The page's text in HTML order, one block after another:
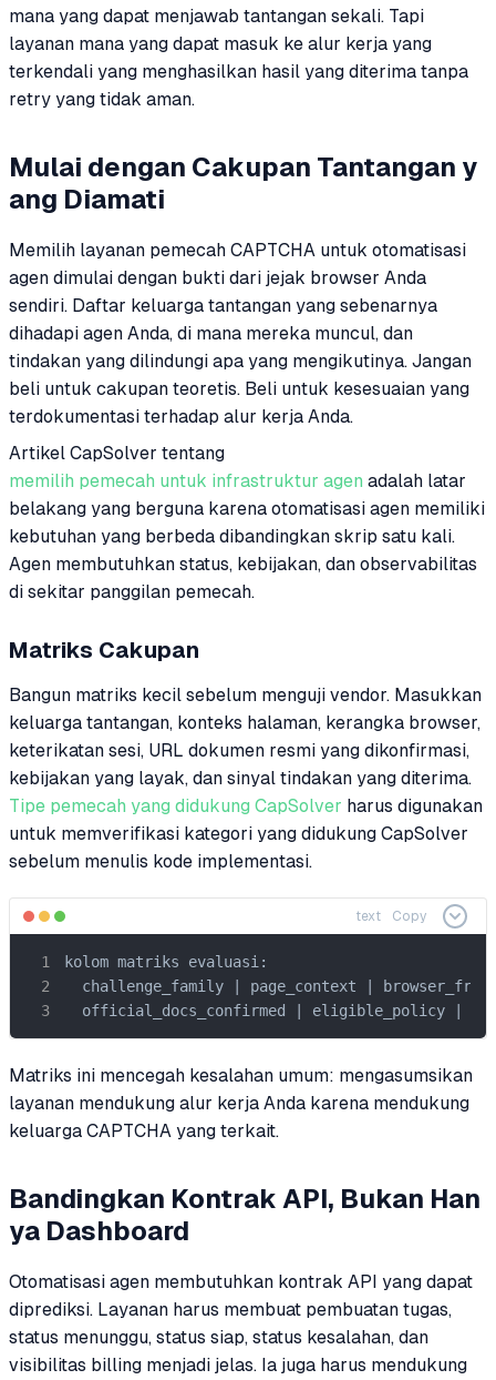
mana yang dapat menjawab tantangan sekali. Tapi
layanan mana yang dapat masuk ke alur kerja yang
terkendali yang menghasilkan hasil yang diterima tanpa
retry yang tidak aman.
Mulai dengan Cakupan Tantangan y
ang Diamati
Memilih layanan pemecah CAPTCHA untuk otomatisasi
agen dimulai dengan bukti dari jejak browser Anda
sendiri. Daftar keluarga tantangan yang sebenarnya
dihadapi agen Anda, di mana mereka muncul, dan
tindakan yang dilindungi apa yang mengikutinya. Jangan
beli untuk cakupan teoretis. Beli untuk kesesuaian yang
terdokumentasi terhadap alur kerja Anda.
Artikel CapSolver tentang
memilih pemecah untuk infrastruktur agen adalah latar
belakang yang berguna karena otomatisasi agen memiliki
kebutuhan yang berbeda dibandingkan skrip satu kali.
Agen membutuhkan status, kebijakan, dan observabilitas
di sekitar panggilan pemecah.
Matriks Cakupan
Bangun matriks kecil sebelum menguji vendor. Masukkan
keluarga tantangan, konteks halaman, kerangka browser,
keterikatan sesi, URL dokumen resmi yang dikonfirmasi,
kebijakan yang layak, dan sinyal tindakan yang diterima.
Tipe pemecah yang didukung CapSolver harus digunakan
untuk memverifikasi kategori yang didukung CapSolver
sebelum menulis kode implementasi.
text Copy
kolom matriks evaluasi:
challenge_family | page_context |
official_docs_confirmed | eligible_policy |
Matriks ini mencegah kesalahan umum: mengasumsikan
layanan mendukung alur kerja Anda karena mendukung
keluarga CAPTCHA yang terkait.
Bandingkan Kontrak API, Bukan Han
ya Dashboard
Otomatisasi agen membutuhkan kontrak API yang dapat
diprediksi. Layanan harus membuat pembuatan tugas,
status menunggu, status siap, status kesalahan, dan
visibilitas billing menjadi jelas. Ia juga harus mendukung